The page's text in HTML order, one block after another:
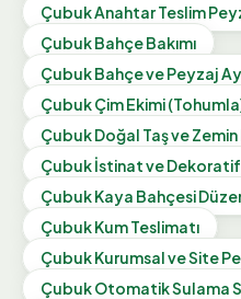
ÇubukAnahtar Teslim
ÇubukBahçe Bakımı
ÇubukBahçe ve Peyzaj
ÇubukÇim Ekimi
ÇubukDoğal Taş ve
Çubukİstinat ve
ÇubukKaya Bahçesi
ÇubukKum Teslimatı
ÇubukKurumsal ve Site
ÇubukOtomatik Sulama